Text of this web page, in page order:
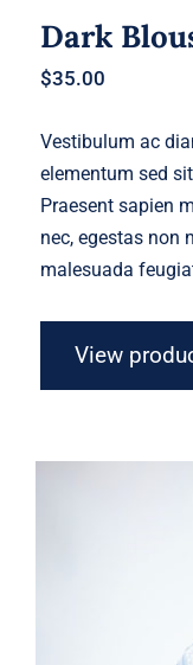
Dark
$35.00
Vestibulum ac
elementum sed
Praesent sapien
nec, egestas non
malesuada
View